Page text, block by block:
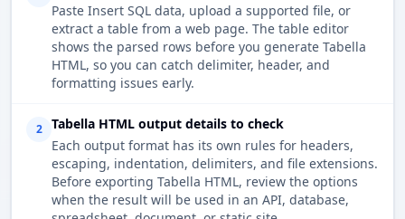
Paste Insert SQL data, upload a supported file, or
extract a table from a web page. The table editor
shows the parsed rows before you generate Tabella
HTML, so you can catch delimiter, header, and
formatting issues early.
2
Tabella HTML output details to check
Each output format has its own rules for headers,
escaping, indentation, delimiters, and file extensions.
Before exporting Tabella HTML, review the options
when the result will be used in an API, database,